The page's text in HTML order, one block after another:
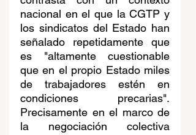
nacional en el que la CGTP y
los sindicatos del Estado han
señalado repetidamente que
es "altamente cuestionable
que en el propio Estado miles
de trabajadores estén en
condiciones precarias".
Precisamente en el marco de
la negociación colectiva